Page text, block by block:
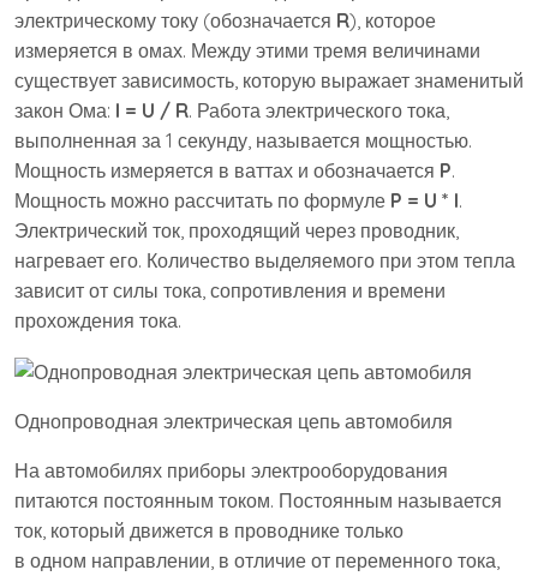
электрическому току (обозначается R), которое
измеряется в омах. Между этими тремя величинами
существует зависимость, которую выражает знаменитый
закон Ома: I = U / R. Работа электрического тока,
выполненная за 1 секунду, называется мощностью.
Мощность измеряется в ваттах и обозначается P.
Мощность можно рассчитать по формуле P = U * I.
Электрический ток, проходящий через проводник,
нагревает его. Количество выделяемого при этом тепла
зависит от силы тока, сопротивления и времени
прохождения тока.
Однопроводная электрическая цепь автомобиля
На автомобилях приборы электрооборудования
питаются постоянным током. Постоянным называется
ток, который движется в проводнике только
в одном направлении, в отличие от переменного тока,